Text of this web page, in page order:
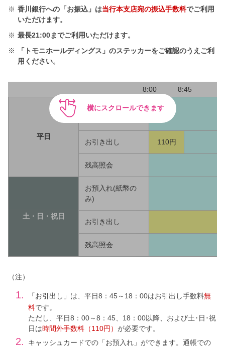
※ 香川銀行への「お振込」は当行本支店宛の振込手数料でご利用
いただけます。
※ 最長21:00までご利用いただけます。
※
「トモニホールディングス」のステッカーをご確認のうえご利
用ください。
8:00 8:45
平日
お預入れ(紙幣の
お引き出し 110円
残高照会
土・日・祝日
お預入れ(紙幣の
み)
お引き出し
残高照会
横にスクロールできます
（注）
1. 「お引出し」は、平日8：45～18：00はお引出し手数料無
料です。
ただし、平日8：00～8：45、18：00以降、および土･日･祝
日は時間外手数料（110円） が必要です。
2.
キャッシュカードでの「お預入れ」ができます。通帳での